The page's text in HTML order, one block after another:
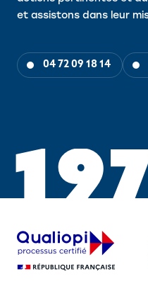
et assistons dans leur
04 72 09 18 14
19